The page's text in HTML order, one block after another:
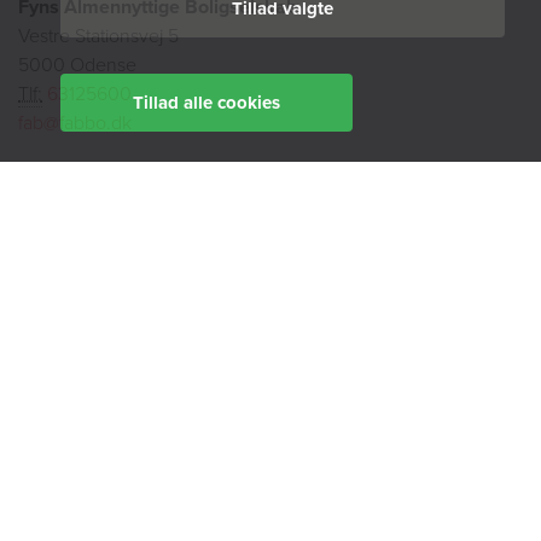
Tillad valgte
Tillad alle cookies
Fyns Almennyttige Boligselskab
Vestre Stationsvej 5
fab@fabbo.dk